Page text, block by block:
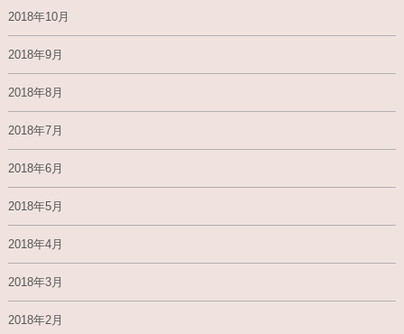
2018年10月
2018年9月
2018年8月
2018年7月
2018年6月
2018年5月
2018年4月
2018年3月
2018年2月